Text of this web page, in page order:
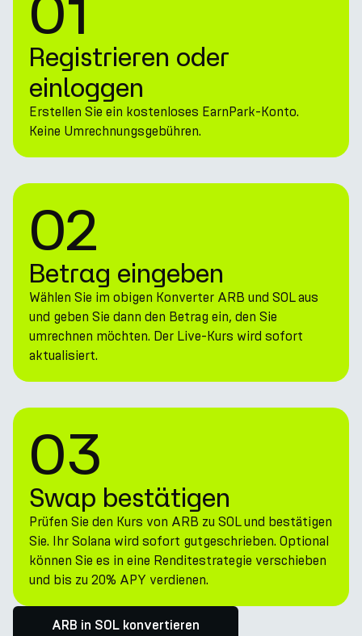
Registrieren oder
einloggen
Erstellen Sie ein kostenloses EarnPark-Konto.
Keine Umrechnungsgebühren.
02
Betrag eingeben
Wählen Sie im obigen Konverter ARB und SOL aus
und geben Sie dann den Betrag ein, den Sie
umrechnen möchten. Der Live-Kurs wird sofort
aktualisiert.
03
Swap bestätigen
Prüfen Sie den Kurs von ARB zu SOL und bestätigen
Sie. Ihr Solana wird sofort gutgeschrieben. Optional
können Sie es in eine Renditestrategie verschieben
und bis zu 20% APY verdienen.
ARB in SOL konvertieren